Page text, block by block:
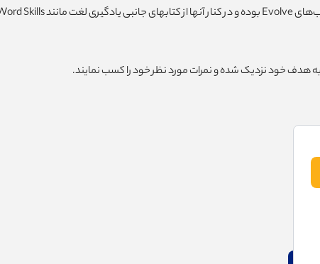
هدف خود نزدیک شده و نمرات مورد نظر خود را کسب نمایند.